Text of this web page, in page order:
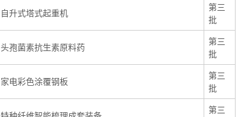
自升式塔式起重机
第三
批
头孢菌素抗生素原料药
第三
批
家电彩色涂覆钢板
第三
批
第三